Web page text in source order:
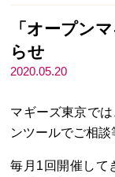
「オープン
らせ
2020.05.20
マギーズ東京で
ンツールでご相談
毎月1回開催して